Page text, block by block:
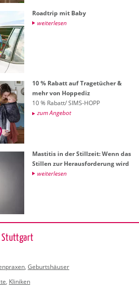
Roadt­rip mit Baby
wei­ter­le­sen
10 % Ra­batt auf Tra­ge­tü­cher &
mehr von Hop­pe­diz
10 % Ra­batt/ SIMS-HOPP
zum An­ge­bot
Masti­tis in der Still­zeit: Wenn das
Stil­len zur Her­aus­for­de­rung wird
wei­ter­le­sen
Stuttgart
, Geburtshäuser
, Kliniken